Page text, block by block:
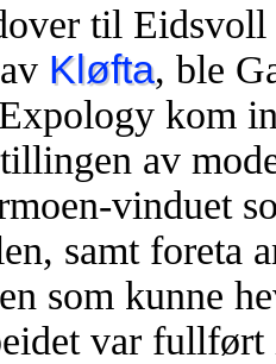
til Eidsvoll
Kløfta, ble
kom
av
vinduet
samt foreta
som kunne
var